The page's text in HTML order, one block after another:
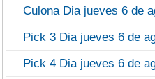
Culona Dia jueves 6 de
Pick 3 Dia jueves 6 de
Pick 4 Dia jueves 6 de